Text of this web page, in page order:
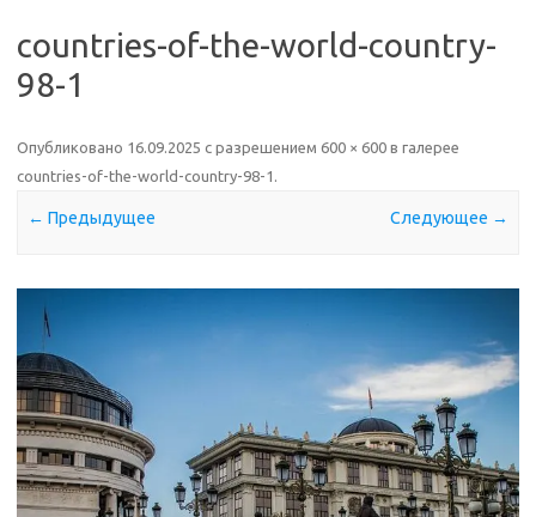
countries-of-the-world-country-
98-1
Опубликовано 16.09.2025 с разрешением 600 × 600 в галерее
countries-of-the-world-country-98-1 .
← Предыдущее Следующее →